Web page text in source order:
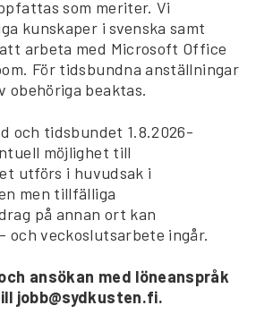
som meriter. Vi
kunskaper i svenska samt
arbeta med Microsoft Office
För tidsbundna anställningar
obehöriga beaktas.
och tidsbundet 1.8.2026-
möjlighet till
utförs i huvudsak i
men tillfälliga
på annan ort kan
och veckoslutsarbete ingår.
ansökan med löneanspråk
jobb@sydkusten.fi.